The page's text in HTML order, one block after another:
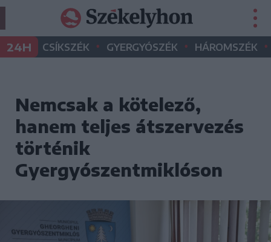
24H CSÍKSZÉK • GYERGYÓSZÉK • HÁROMSZÉK •
Nemcsak a kötelező,
hanem teljes átszervezés
történik
Gyergyószentmiklóson